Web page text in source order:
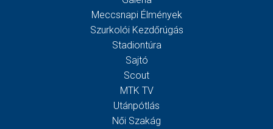
Meccsnapi Élmények
Szurkolói Kezdőrúgás
Stadiontúra
Sajtó
Scout
MTK TV
Utánpótlás
Női Szakág